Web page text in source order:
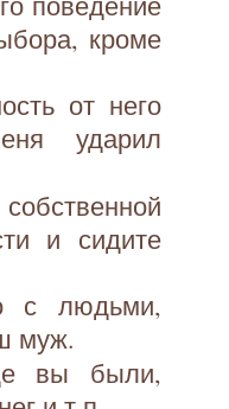
кроме
от него
ударил
и сидите
с людьми,
муж.
вы были,